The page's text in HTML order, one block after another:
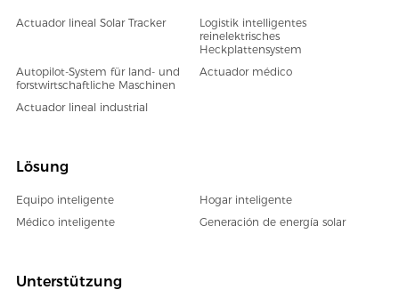
Actuador lineal Solar Tracker
Logistik intelligentes
reinelektrisches
Heckplattensystem
Autopilot-System für land- und
forstwirtschaftliche Maschinen
Actuador médico
Actuador lineal industrial
Lösung
Equipo inteligente
Hogar inteligente
Médico inteligente
Generación de energía solar
Unterstützung